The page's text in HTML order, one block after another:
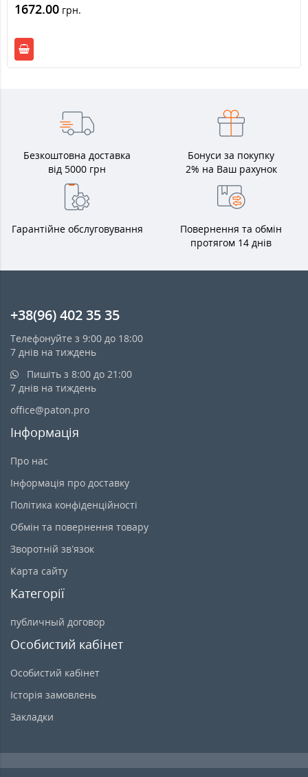
1672.00 грн.
Безкоштовна доставка
від 5000 грн
Бонуси за покупку
2% на Ваш рахунок
Гарантійне обслуговування
Повернення та обмін
протягом 14 днів
+38(96) 402 35 35
Телефонуйте з 9:00 до 18:00
7 днів на тиждень
Пишіть з 8:00 до 21:00
7 днів на тиждень
office@paton.pro
Інформація
Про нас
Інформація про доставку
Політика конфіденційності
Обмін та повернення товару
Зворотній зв’язок
Карта сайту
Категорії
публичный договор
Особистий кабінет
Особистий кабінет
Історія замовлень
Закладки